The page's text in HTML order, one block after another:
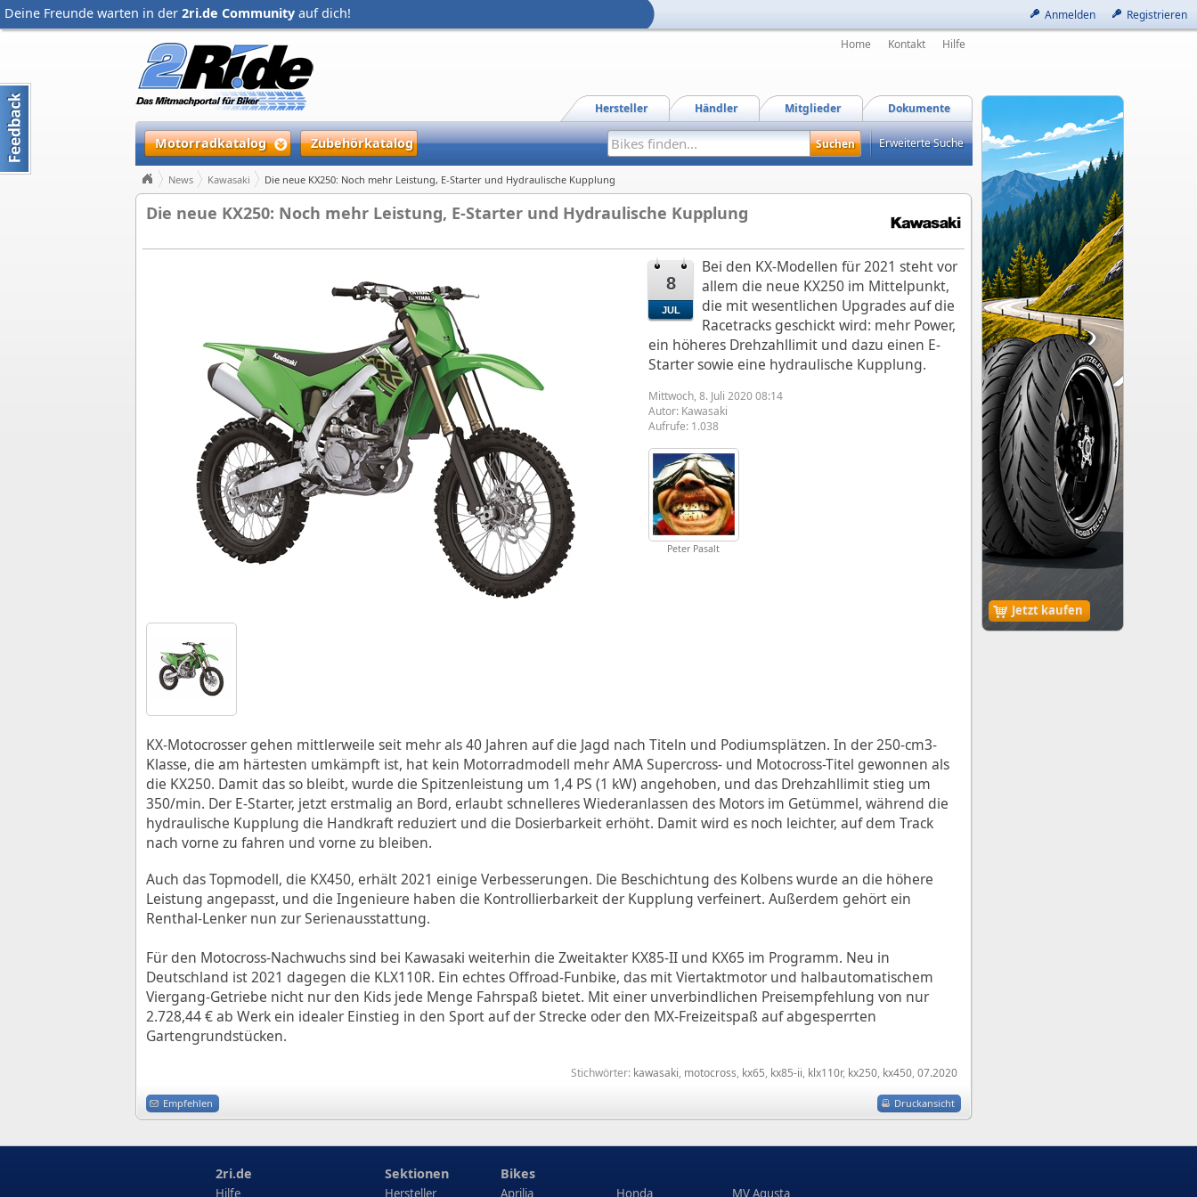
Anmelden Registrieren
Deine Freunde warten in der 2ri.de Community auf dich!
Jetzt kaufen
Home Kontakt Hilfe
Dokumente
Mitglieder
Händler
Hersteller
Motorradkatalog Zubehörkatalog Erweiterte Suche
News Kawasaki Die neue KX250: Noch mehr Leistung, E-Starter und Hydraulische Kupplung
Die neue KX250: Noch mehr Leistung, E-Starter und Hydraulische Kupplung
8
JUL
Bei den KX-Modellen für 2021 steht vor
allem die neue KX250 im Mittelpunkt,
die mit wesentlichen Upgrades auf die
Racetracks geschickt wird: mehr Power,
ein höheres Drehzahllimit und dazu einen E-
Starter sowie eine hydraulische Kupplung.
Mittwoch, 8. Juli 2020 08:14
Autor: Kawasaki
Aufrufe: 1.038
Peter Pasalt
KX-Motocrosser gehen mittlerweile seit mehr als 40 Jahren auf die Jagd nach Titeln und Podiumsplätzen. In der 250-cm3-
Klasse, die am härtesten umkämpft ist, hat kein Motorradmodell mehr AMA Supercross- und Motocross-Titel gewonnen als
die KX250. Damit das so bleibt, wurde die Spitzenleistung um 1,4 PS (1 kW) angehoben, und das Drehzahllimit stieg um
350/min. Der E-Starter, jetzt erstmalig an Bord, erlaubt schnelleres Wiederanlassen des Motors im Getümmel, während die
hydraulische Kupplung die Handkraft reduziert und die Dosierbarkeit erhöht. Damit wird es noch leichter, auf dem Track
nach vorne zu fahren und vorne zu bleiben.
Auch das Topmodell, die KX450, erhält 2021 einige Verbesserungen. Die Beschichtung des Kolbens wurde an die höhere
Leistung angepasst, und die Ingenieure haben die Kontrollierbarkeit der Kupplung verfeinert. Außerdem gehört ein
Renthal-Lenker nun zur Serienausstattung.
Für den Motocross-Nachwuchs sind bei Kawasaki weiterhin die Zweitakter KX85-II und KX65 im Programm. Neu in
Deutschland ist 2021 dagegen die KLX110R. Ein echtes Offroad-Funbike, das mit Viertaktmotor und halbautomatischem
Viergang-Getriebe nicht nur den Kids jede Menge Fahrspaß bietet. Mit einer unverbindlichen Preisempfehlung von nur
2.728,44 € ab Werk ein idealer Einstieg in den Sport auf der Strecke oder den MX-Freizeitspaß auf abgesperrten
Gartengrundstücken.
Stichwörter: kawasaki, motocross, kx65, kx85-ii, klx110r, kx250, kx450, 07.2020
Druckansicht
Empfehlen
2ri.de Sektionen Bikes